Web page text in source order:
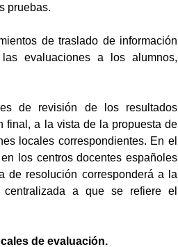
pruebas.
de traslado de información
evaluaciones a los alumnos,
de revisión de los resultados
final, a la vista de la propuesta de
locales correspondientes. En el
los centros docentes españoles
de resolución corresponderá a la
a que se refiere el
de evaluación.